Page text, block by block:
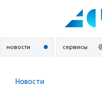
новости сервисы
Новости